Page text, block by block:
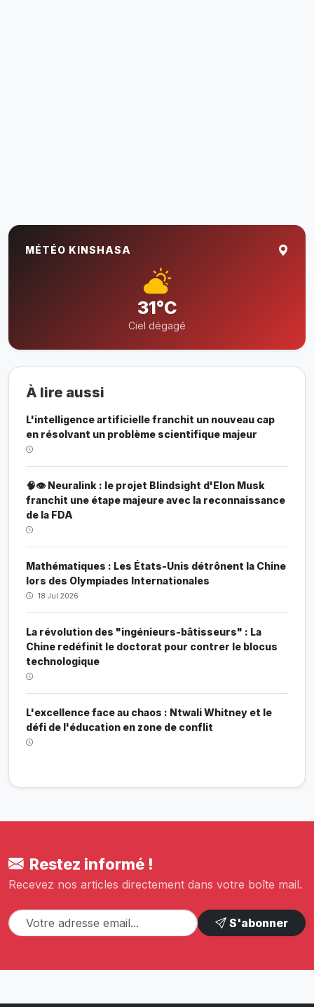
MÉTÉO KINSHASA
31°C
Ciel dégagé
À lire aussi
L'intelligence artificielle franchit un nouveau cap
en résolvant un problème scientifique majeur
🧠👁️ Neuralink : le projet Blindsight d'Elon Musk
franchit une étape majeure avec la reconnaissance
de la FDA
Mathématiques : Les États-Unis détrônent la Chine
lors des Olympiades Internationales
18 Jul 2026
La révolution des "ingénieurs-bâtisseurs" : La
Chine redéfinit le doctorat pour contrer le blocus
technologique
L'excellence face au chaos : Ntwali Whitney et le
défi de l'éducation en zone de conflit
Restez informé !
Recevez nos articles directement dans votre boîte mail.
S'abonner